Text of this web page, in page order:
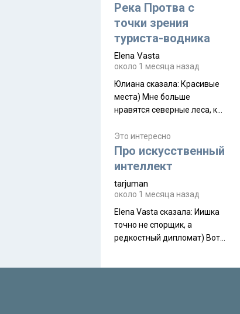
Free, которая стала первой
ультралегкой моделью в
ассортименте
производителя. Новинка
получила двухслойную
конструкцию с отдельным
внешним тентом и сетчатой
внутренней палаткой, а ее
комплектации составляет
около 845 г. Палатка весит
менее
Река Протва с
точки зрения
туриста-водника
Elena Vasta
около 1 месяца назад
Юлиана сказалa: Красивые
места) Мне больше
нравятся северные леса, как
южной тайги
Это интересно
Про искусственный
интеллект
tarjuman
около 1 месяца назад
Elena Vasta сказалa: Иишка
точно не спорщик, а
редкостный дипломат) Вот,